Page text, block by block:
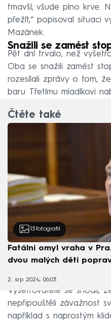
tmavší, všude plno krve.
přežít,“ popisoval situaci
Mazánek.
Snažili se zamést
Pět dní trvalo, než
Oba se snažili zamést
rozesílali zprávy o tom,
baru. Třetímu mladíkovi
Čtěte také
13 fotografií
Fatální omyl vraha v
dvou malých dětí
2. srp 2024, 06:03
Vyšetřovatelé se shodli,
nepřipouštěli závažnost
například s naprostým